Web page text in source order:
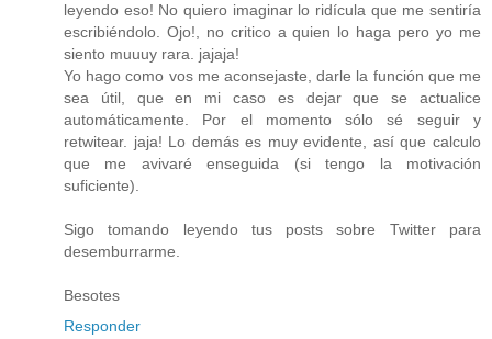
leyendo eso! No quiero imaginar lo ridícula que me sentiría
escribiéndolo. Ojo!, no critico a quien lo haga pero yo me
siento muuuy rara. jajaja!
Yo hago como vos me aconsejaste, darle la función que me
sea útil, que en mi caso es dejar que se actualice
automáticamente. Por el momento sólo sé seguir y
retwitear. jaja! Lo demás es muy evidente, así que calculo
que me avivaré enseguida (si tengo la motivación
suficiente).
Sigo tomando leyendo tus posts sobre Twitter para
desemburrarme.
Besotes
Responder